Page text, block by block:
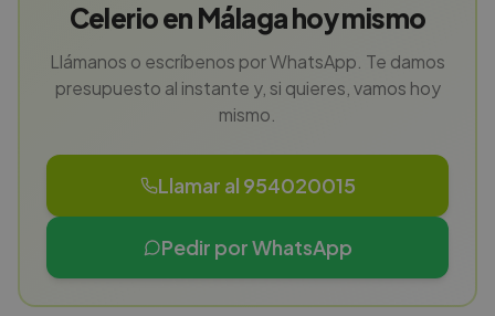
Celerio en Málaga hoy mismo
Llámanos o escríbenos por WhatsApp. Te damos
presupuesto al instante y, si quieres, vamos hoy
mismo.
Llamar al 954020015
Pedir por WhatsApp